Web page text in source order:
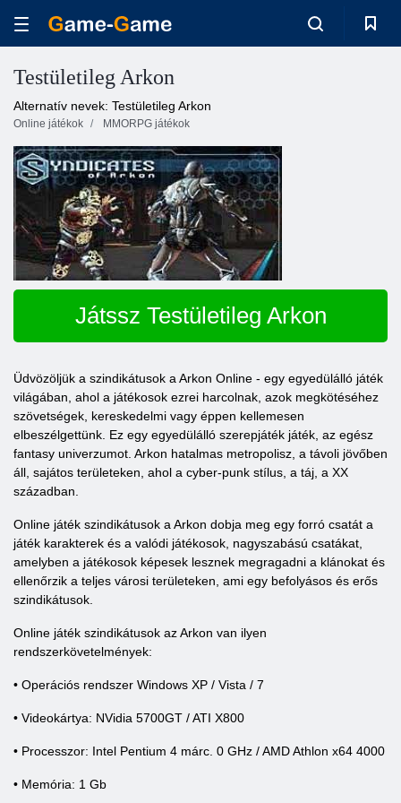
Testületileg Arkon
Alternatív nevek: Testületileg Arkon
Online játékok MMORPG játékok
Játssz Testületileg Arkon
Üdvözöljük a szindikátusok a Arkon Online - egy egyedülálló játék
világában, ahol a játékosok ezrei harcolnak, azok megkötéséhez
szövetségek, kereskedelmi vagy éppen kellemesen
elbeszélgettünk. Ez egy egyedülálló szerepjáték játék, az egész
fantasy univerzumot. Arkon hatalmas metropolisz, a távoli jövőben
áll, sajátos területeken, ahol a cyber-punk stílus, a táj, a XX
században.
Online játék szindikátusok a Arkon dobja meg egy forró csatát a
játék karakterek és a valódi játékosok, nagyszabású csatákat,
amelyben a játékosok képesek lesznek megragadni a klánokat és
ellenőrzik a teljes városi területeken, ami egy befolyásos és erős
szindikátusok.
Online játék szindikátusok az Arkon van ilyen
rendszerkövetelmények:
• Operációs rendszer Windows XP / Vista / 7
• Videokártya: NVidia 5700GT / ATI X800
• Processzor: Intel Pentium 4 márc. 0 GHz / AMD Athlon x64 4000
• Memória: 1 Gb